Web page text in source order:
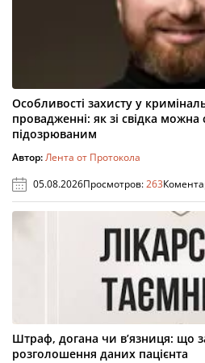
Особливості захисту у
провадженні: як зі свідка можна
підозрюваним
Автор:Лента от Протокола
05.08.2026Просмотров:263
Штраф, догана чи в’язниця: що
розголошення даних пацієнта